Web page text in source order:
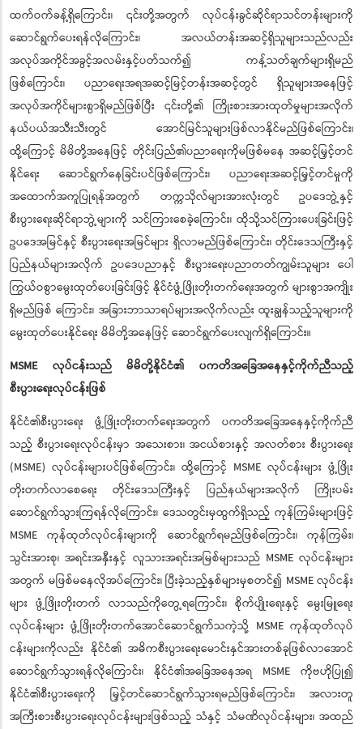
ထက်ဝက်ခန့်ရှိကြောင်း၊ ၎င်းတို့အတွက် လုပ်ငန်းခွင်ဆိုင်ရာသင်တန်းများကို
ဆောင်ရွက်ပေးရန်လိုကြောင်း၊ အလယ်တန်းအဆင့်ရှိသူများသည်လည်း
အလုပ်အကိုင်အခွင့်အလမ်းနှင့်ပတ်သက်၍ ကန့်သတ်ချက်များရှိမည်
ဖြစ်ကြောင်း၊ ပညာရေးအရအဆင့်မြင့်တန်းအဆင့်တွင် ရှိသူများအနေဖြင့်
အလုပ်အကိုင်များစွာရှိမည်ဖြစ်ပြီး ၎င်းတို့၏ ကြိုးစားအားထုတ်မှုများအလိုက်
နယ်ပယ်အသီးသီးတွင် အောင်မြင်သူများဖြစ်လာနိုင်မည်ဖြစ်ကြောင်း၊
ထို့ကြောင့် မိမိတို့အနေဖြင့် တိုင်းပြည်၏ပညာရေးကိုမဖြစ်မနေ အဆင့်မြှင့်တင်
နိုင်ရေး ဆောင်ရွက်နေခြင်းပင်ဖြစ်ကြောင်း၊ ပညာရေးအဆင့်မြှင့်တင်မှုကို
အထောက်အကူပြုရန်အတွက် တက္ကသိုလ်များအားလုံးတွင် ဥပဒေဘွဲ့နှင့်
စီးပွားရေးဆိုင်ရာဘွဲ့များကို သင်ကြားစေခဲ့ကြောင်း၊ ထိုသို့သင်ကြားပေးခြင်းဖြင့်
ဥပဒေအမြင်နှင့် စီးပွားရေးအမြင်များ ရှိလာမည်ဖြစ်ကြောင်း၊ တိုင်းဒေသကြီးနှင့်
ပြည်နယ်များအလိုက် ဥပဒေပညာနှင့် စီးပွားရေးပညာတတ်ကျွမ်းသူများ ပေါ
ကြွယ်ဝစွာမွေးထုတ်ပေးခြင်းဖြင့် နိုင်ငံဖွံ့ဖြိုးတိုးတက်ရေးအတွက် များစွာအကျိုး
ရှိမည်ဖြစ် ကြောင်း၊ အခြားဘာသာရပ်များအလိုက်လည်း ထူးချွန်သည့်သူများကို
မွေးထုတ်ပေးနိုင်ရေး မိမိတို့အနေဖြင့် ဆောင်ရွက်ပေးလျက်ရှိကြောင်း။
MSME လုပ်ငန်းသည် မိမိတို့နိုင်ငံ၏ ပကတိအခြေအနေနှင့်ကိုက်ညီသည့်
စီးပွားရေးလုပ်ငန်းဖြစ်
နိုင်ငံ၏စီးပွားရေး ဖွံ့ဖြိုးတိုးတက်ရေးအတွက် ပကတိအခြေအနေနှင့်ကိုက်ညီ
သည့် စီးပွားရေးလုပ်ငန်းမှာ အသေးစား၊ အငယ်စားနှင့် အလတ်စား စီးပွားရေး
(MSME) လုပ်ငန်းများပင်ဖြစ်ကြောင်း၊ ထို့ကြောင့် MSME လုပ်ငန်းများ ဖွံ့ဖြိုး
တိုးတက်လာစေရေး တိုင်းဒေသကြီးနှင့် ပြည်နယ်များအလိုက် ကြိုးပမ်း
ဆောင်ရွက်သွားကြရန်လိုကြောင်း၊ ဒေသတွင်းမှထွက်ရှိသည့် ကုန်ကြမ်းများဖြင့်
MSME ကုန်ထုတ်လုပ်ငန်းများကို ဆောင်ရွက်ရမည်ဖြစ်ကြောင်း၊ ကုန်ကြမ်း၊
သွင်းအားစု၊ အရင်းအနှီးနှင့် လူသားအရင်းအမြစ်များသည် MSME လုပ်ငန်းများ
အတွက် မဖြစ်မနေလိုအပ်ကြောင်း၊ ပြီးခဲ့သည့်နှစ်များမှစတင်၍ MSME လုပ်ငန်း
များ ဖွံ့ဖြိုးတိုးတက် လာသည်ကိုတွေ့ရကြောင်း၊ စိုက်ပျိုးရေးနှင့် မွေးမြူရေး
လုပ်ငန်းများ ဖွံ့ဖြိုးတိုးတက်အောင်ဆောင်ရွက်သကဲ့သို့ MSME ကုန်ထုတ်လုပ်
ငန်းများကိုလည်း နိုင်ငံ၏ အဓိကစီးပွားရေးမောင်းနှင်အားတစ်ခုဖြစ်လာအောင်
ဆောင်ရွက်သွားရန်လိုကြောင်း၊ နိုင်ငံ၏အခြေအနေအရ MSME ကိုဗဟိုပြု၍
နိုင်ငံ၏စီးပွားရေးကို မြှင့်တင်ဆောင်ရွက်သွားရမည်ဖြစ်ကြောင်း၊ အလားတူ
အကြီးစားစီးပွားရေးလုပ်ငန်းများဖြစ်သည့် သံနှင့် သံမဏိလုပ်ငန်းများ၊ အထည်